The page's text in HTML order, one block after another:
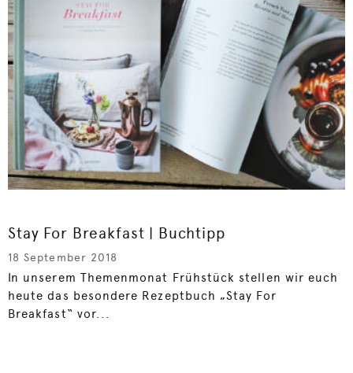
Stay For Breakfast | Buchtipp
18 September 2018
In unserem Themenmonat Frühstück stellen wir euch
heute das besondere Rezeptbuch „Stay For
Breakfast“ vor...